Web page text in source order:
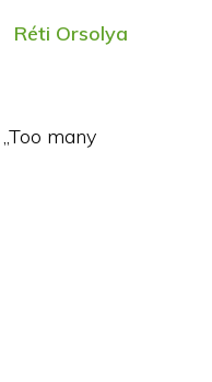
Réti Orsolya
many